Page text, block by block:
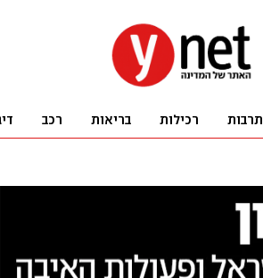
תרבות רכילות בריאות רכב